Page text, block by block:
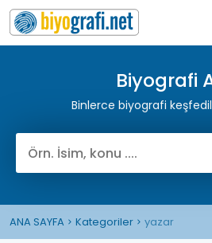
Biyografi
Binlerce biyografi
ANA SAYFA Kategoriler yazar